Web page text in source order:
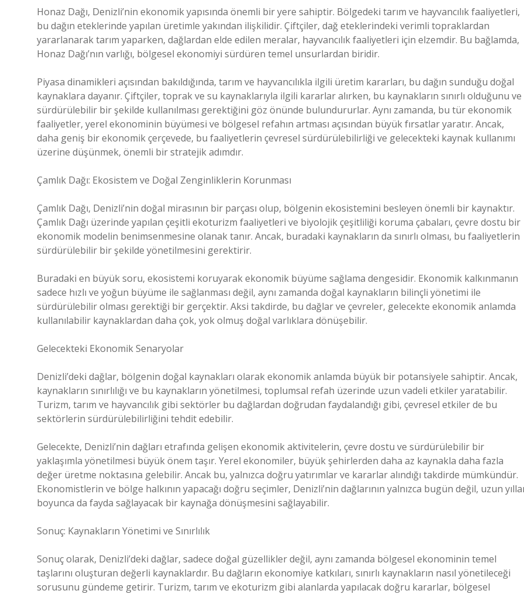
Honaz Dağı, Denizli’nin ekonomik yapısında önemli bir yere sahiptir. Bölgedeki tarım ve hayvancılık faaliyetleri,
bu dağın eteklerinde yapılan üretimle yakından ilişkilidir. Çiftçiler, dağ eteklerindeki verimli topraklardan
yararlanarak tarım yaparken, dağlardan elde edilen meralar, hayvancılık faaliyetleri için elzemdir. Bu bağlamda,
Honaz Dağı’nın varlığı, bölgesel ekonomiyi sürdüren temel unsurlardan biridir.
Piyasa dinamikleri açısından bakıldığında, tarım ve hayvancılıkla ilgili üretim kararları, bu dağın sunduğu doğal
kaynaklara dayanır. Çiftçiler, toprak ve su kaynaklarıyla ilgili kararlar alırken, bu kaynakların sınırlı olduğunu ve
sürdürülebilir bir şekilde kullanılması gerektiğini göz önünde bulundururlar. Aynı zamanda, bu tür ekonomik
faaliyetler, yerel ekonominin büyümesi ve bölgesel refahın artması açısından büyük fırsatlar yaratır. Ancak,
daha geniş bir ekonomik çerçevede, bu faaliyetlerin çevresel sürdürülebilirliği ve gelecekteki kaynak kullanımı
üzerine düşünmek, önemli bir stratejik adımdır.
Çamlık Dağı: Ekosistem ve Doğal Zenginliklerin Korunması
Çamlık Dağı, Denizli’nin doğal mirasının bir parçası olup, bölgenin ekosistemini besleyen önemli bir kaynaktır.
Çamlık Dağı üzerinde yapılan çeşitli ekoturizm faaliyetleri ve biyolojik çeşitliliği koruma çabaları, çevre dostu bir
ekonomik modelin benimsenmesine olanak tanır. Ancak, buradaki kaynakların da sınırlı olması, bu faaliyetlerin
sürdürülebilir bir şekilde yönetilmesini gerektirir.
Buradaki en büyük soru, ekosistemi koruyarak ekonomik büyüme sağlama dengesidir. Ekonomik kalkınmanın
sadece hızlı ve yoğun büyüme ile sağlanması değil, aynı zamanda doğal kaynakların bilinçli yönetimi ile
sürdürülebilir olması gerektiği bir gerçektir. Aksi takdirde, bu dağlar ve çevreler, gelecekte ekonomik anlamda
kullanılabilir kaynaklardan daha çok, yok olmuş doğal varlıklara dönüşebilir.
Gelecekteki Ekonomik Senaryolar
Denizli’deki dağlar, bölgenin doğal kaynakları olarak ekonomik anlamda büyük bir potansiyele sahiptir. Ancak,
kaynakların sınırlılığı ve bu kaynakların yönetilmesi, toplumsal refah üzerinde uzun vadeli etkiler yaratabilir.
Turizm, tarım ve hayvancılık gibi sektörler bu dağlardan doğrudan faydalandığı gibi, çevresel etkiler de bu
sektörlerin sürdürülebilirliğini tehdit edebilir.
Gelecekte, Denizli’nin dağları etrafında gelişen ekonomik aktivitelerin, çevre dostu ve sürdürülebilir bir
yaklaşımla yönetilmesi büyük önem taşır. Yerel ekonomiler, büyük şehirlerden daha az kaynakla daha fazla
değer üretme noktasına gelebilir. Ancak bu, yalnızca doğru yatırımlar ve kararlar alındığı takdirde mümkündür.
Ekonomistlerin ve bölge halkının yapacağı doğru seçimler, Denizli’nin dağlarının yalnızca bugün değil, uzun
boyunca da fayda sağlayacak bir kaynağa dönüşmesini sağlayabilir.
Sonuç: Kaynakların Yönetimi ve Sınırlılık
Sonuç olarak, Denizli’deki dağlar, sadece doğal güzellikler değil, aynı zamanda bölgesel ekonominin temel
taşlarını oluşturan değerli kaynaklardır. Bu dağların ekonomiye katkıları, sınırlı kaynakların nasıl yönetileceği
sorusunu gündeme getirir. Turizm, tarım ve ekoturizm gibi alanlarda yapılacak doğru kararlar, bölgesel